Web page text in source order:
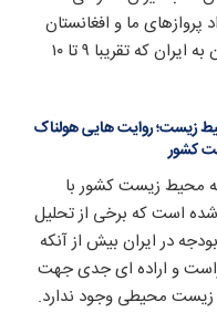
پروازهای ما و افغانستان
زیاد شده است. تمام پروازهای افغانستان به ایران که تقریبا ۹ تا ۱۰
زیست؛ روایت هایی هولناک
کشور
محیط زیست کشور با
است که برخی از تحلیل
در ایران بیش از آنکه
و اراده ای جدی جهت
محیطی وجود ندارد.